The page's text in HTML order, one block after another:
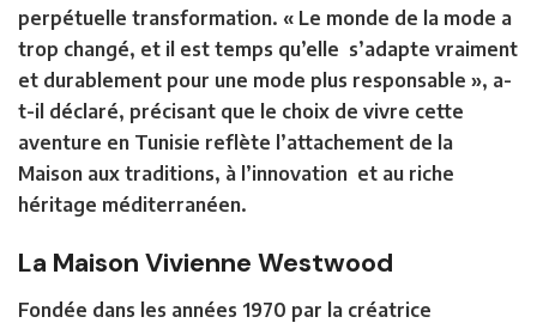
perpétuelle transformation. « Le monde de la mode a
trop changé, et il est temps qu’elle s’adapte vraiment
et durablement pour une mode plus responsable », a-
t-il déclaré, précisant que le choix de vivre cette
aventure en Tunisie reflète l’attachement de la
Maison aux traditions, à l’innovation et au riche
héritage méditerranéen.
La Maison Vivienne Westwood
Fondée dans les années 1970 par la créatrice